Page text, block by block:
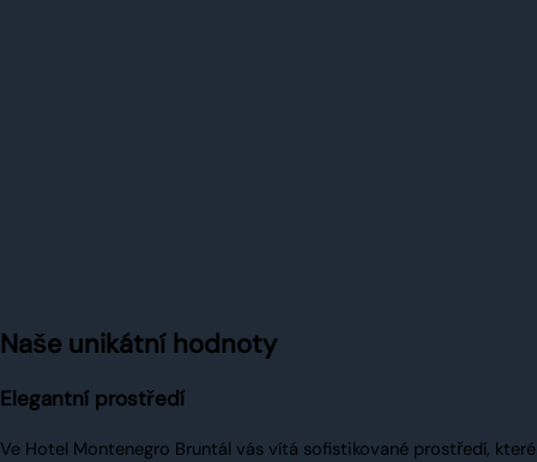
Naše unikátní hodnoty
Elegantní prostředí
Ve Hotel Montenegro Bruntál vás vítá sofistikované prostředí, které